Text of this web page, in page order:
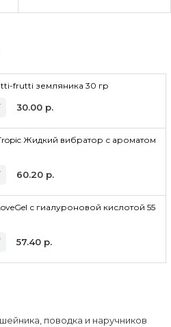
frutti земляника 30 гр
30.00р.
Жидкий вибратор с ароматом
60.20р.
с гиалуроновой кислотой 55
57.40р.
поводка и наручников